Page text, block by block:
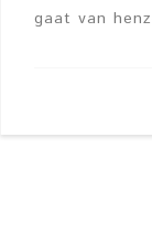
gaat van